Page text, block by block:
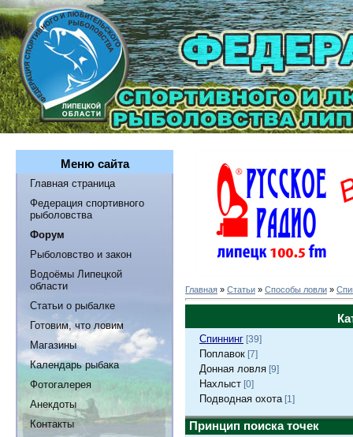
Меню сайта
Главная страница
Федерация спортивного
рыболовства
Форум
Рыболовство и закон
Водоёмы Липецкой
области
Статьи о рыбалке
Готовим, что ловим
Магазины
Календарь рыбака
Фотогалерея
Анекдоты
Контакты
Главная » Статьи » Способы ловли »
Спиннинг [39]
Поплавок [7]
Донная ловля [9]
Нахлыст [0]
Подводная охота [1]
Принцип поиска точек